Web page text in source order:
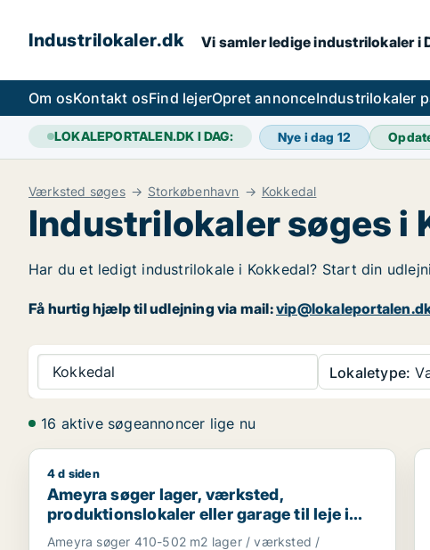
Industrilokaler.dk Vi samler ledige industrilokaler i
Om osKontakt osFind lejerOpret annonceIndustrilokaler
LOKALEPORTALEN.DK I DAG: Nye i dag 12
Værksted søges Storkøbenhavn Kokkedal
Industrilokaler søges i
Har du et ledigt industrilokale i Kokkedal? Start din
Få hurtig hjælp til udlejning via mail:
Kokkedal Lokaletype:
16 aktive søgeannoncer lige nu
Ameyra søger lager, værksted, produktionslokaler
4 d siden
Ameyra søger lager, værksted,
produktionslokaler eller garage til leje i
Holte, Vedbæk eller Hørsholm m.fl.
Ameyra søger 410-502 m2 lager / værksted /